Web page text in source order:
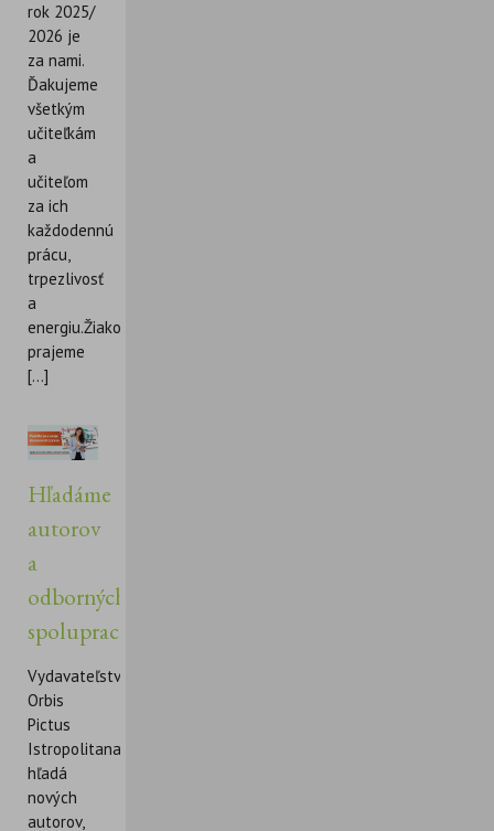
rok 2025/
2026 je
za nami.
Ďakujeme
všetkým
učiteľkám
a
učiteľom
za ich
každodennú
prácu,
trpezlivosť
a
energiu.Žiakom
prajeme
[...]
Hľadáme
autorov
a
odborných
spolupracovníkov
Vydavateľstvo
Orbis
Pictus
Istropolitana
hľadá
nových
autorov,